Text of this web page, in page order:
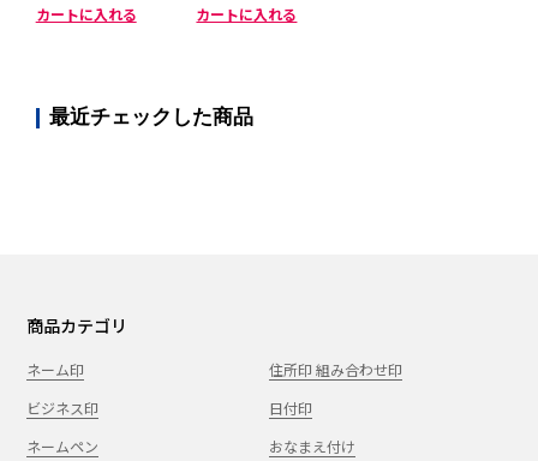
カートに入れる カートに入れる
最近チェックした商品
商品カテゴリ
ネーム印
住所印 組み合わせ印
ビジネス印
日付印
ネームペン
おなまえ付け